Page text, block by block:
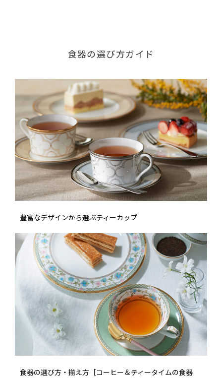
食器の選び方ガイド
豊富なデザインから選ぶティーカップ
食器の選び方・揃え方［コーヒー＆ティータイムの食器